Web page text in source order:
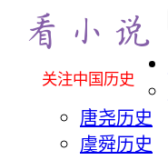
关注中国历史
唐尧历史
虞舜历史